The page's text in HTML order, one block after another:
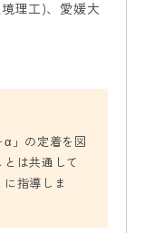
理工)、愛媛大
」の定着を図
は共通して
指導しま